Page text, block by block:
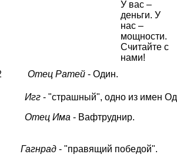
У вас –
деньги. У
нас –
мощности.
Считайте с
нами!
Отец Ратей - Один.
Игг - "страшный", одно из имен
Отец Има - Вафтруднир.
Гагнрад - "правящий победой".